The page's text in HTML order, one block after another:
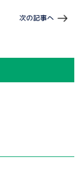
次の記事へ